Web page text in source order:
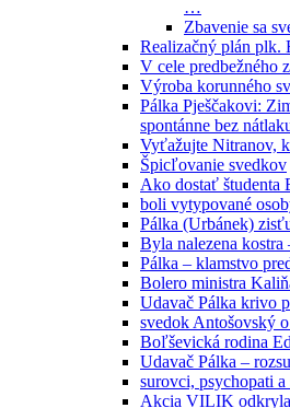
…
Zbavenie sa
Realizačný plán plk.
V cele predbežného
Výroba korunného
Pálka Pješčakovi:
spontánne bez
Vyťažujte Nitranov,
Špicľovanie svedkov
Ako dostať študenta
boli vytypované
Pálka (Urbánek)
Byla nalezena kostra
Pálka – klamstvo
Bolero ministra
Udavač Pálka krivo
svedok Antošovský
Boľševická rodina
Udavač Pálka –
surovci, psychopati a
Akcia VILIK